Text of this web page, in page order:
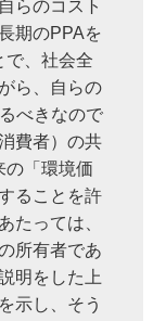
らのコスト
期のPPAを
で、社会全
ら、自らの
べきなので
費者）の共
の「環境価
ることを許
たっては、
所有者であ
明をした上
示し、そう